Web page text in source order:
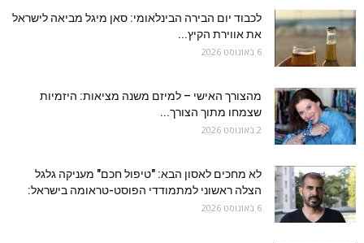
לכבוד יום הבירה הבינלאומי: סאן מיגל מביאה לישראל
את אווירת הקיץ...
6 באוגוסט 2026
מהצורך האישי – למיזם משנה מציאות: היזמיות
שצמחו מתוך הצורך...
2 באוגוסט 2026
לא מחכים לאסון הבא: "טיפול חכם" מעניקה גלגל
הצלה ראשוני למתמודדי הפוסט-טראומה בישראל:
6 באוגוסט 2026